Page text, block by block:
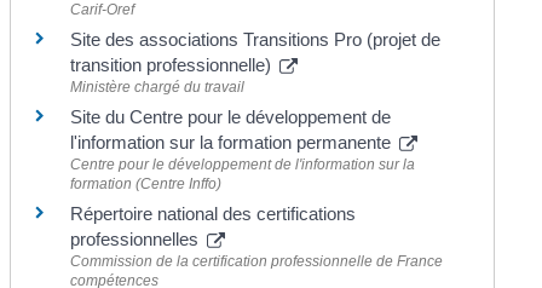
Carif-Oref
Site des associations Transitions Pro (projet de
transition professionnelle)
Ministère chargé du travail
Site du Centre pour le développement de
l'information sur la formation permanente
Centre pour le développement de l'information sur la
formation (Centre Inffo)
Répertoire national des certifications
professionnelles
Commission de la certification professionnelle de France
compétences